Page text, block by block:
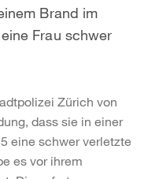
Brand im
Frau schwer
Zürich von
dass sie in einer
eine schwer verletzte
es vor ihrem